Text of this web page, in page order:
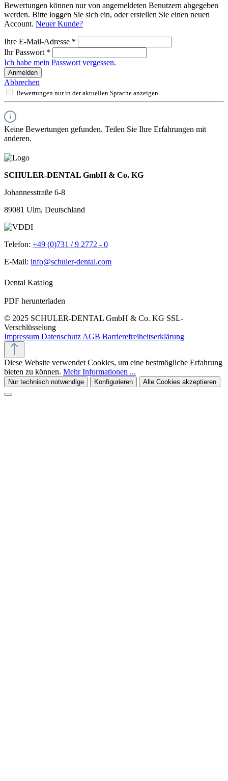
Bewertungen können nur von angemeldeten Benutzern abgegeben
werden. Bitte loggen Sie sich ein, oder erstellen Sie einen neuen
Account. Neuer Kunde?
Ihre E-Mail-Adresse *
Ihr Passwort *
Ich habe mein Passwort vergessen.
Anmelden
Abbrechen
Bewertungen nur in der aktuellen Sprache anzeigen.
Keine Bewertungen gefunden. Teilen Sie Ihre Erfahrungen mit
anderen.
SCHULER-DENTAL GmbH & Co. KG
Johannesstraße 6-8
89081 Ulm, Deutschland
Telefon: +49 (0)731 / 9 2772 - 0
E-Mail: info@schuler-dental.com
Dental Katalog
PDF herunterladen
© 2025 SCHULER-DENTAL GmbH & Co. KG SSL-
Verschlüsselung
Impressum Datenschutz AGB Barrierefreiheitserklärung
Diese Website verwendet Cookies, um eine bestmögliche Erfahrung
bieten zu können. Mehr Informationen ...
Nur technisch notwendige Konfigurieren Alle Cookies akzeptieren